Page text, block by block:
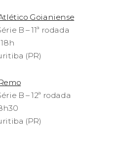
Goianiense
B – 11ª rodada
(PR)
B – 12ª rodada
(PR)